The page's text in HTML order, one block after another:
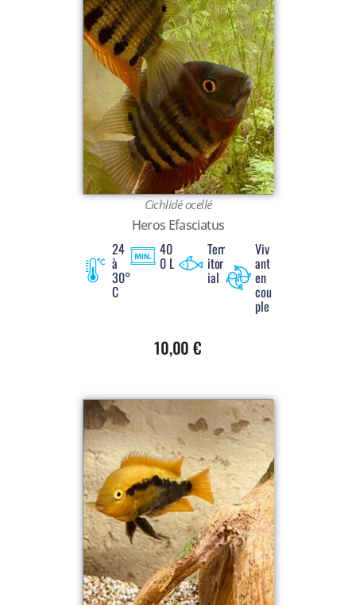
Cichlidé ocellé
Heros Efasciatus
24
à
30°
C
40
0 L
Terr
itor
ial
Viv
ant
en
cou
ple
10,00 €